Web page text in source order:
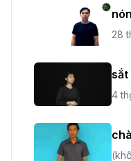
28
sắt
4